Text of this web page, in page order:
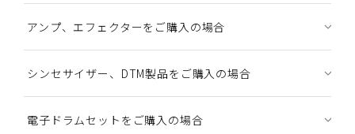
アンプ、エフェクターをご購入の場合
シンセサイザー、DTM製品をご購入の場合
電子ドラムセットをご購入の場合